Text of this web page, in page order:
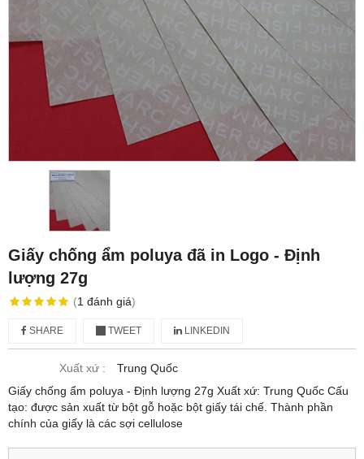
Giấy chống ẩm poluya đã in Logo - Định
lượng 27g
(1 đánh giá)
SHARE TWEET LINKEDIN
Xuất xứ :
Trung Quốc
Giấy chống ẩm poluya - Định lượng 27g Xuất xứ: Trung Quốc Cấu
tạo: được sản xuất từ bột gỗ hoặc bột giấy tái chế. Thành phần
chính của giấy là các sợi cellulose